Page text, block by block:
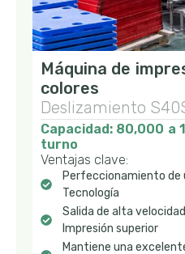
Máquina de
colores
Deslizamiento
Capacidad: 80,000 a
turno
Ventajas clave:
Perfeccionamiento de
Tecnología
Salida de alta
Impresión superior
Mantiene una